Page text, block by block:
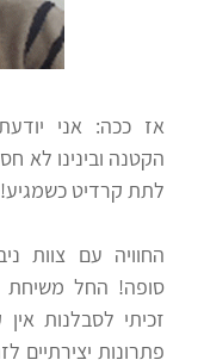
מידע
כללי
קורסי
פסיכומטרי
וחטיבות
ביניים
הכנה
למבחני
מיון
אז ככה: אני
הקטנה ובינינו לא
לתת קרדיט
החוויה עם צוות
סופה! החל
זכיתי לסבלנות
פתרונות